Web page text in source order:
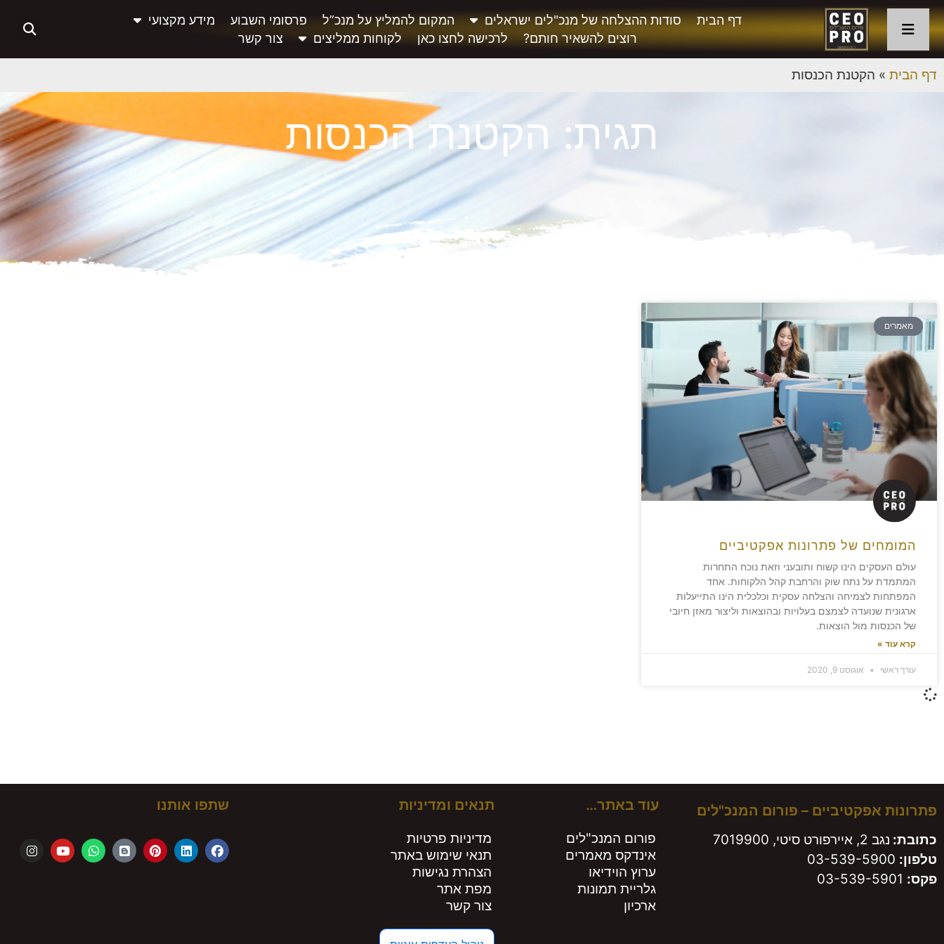
דף הבית סודות ההצלחה של מנכ"לים ישראלים המקום להמליץ על מנכ”ל פרסומי השבוע
מידע מקצועי
רוצים להשאיר חותם?
לרכישה לחצו כאן לקוחות ממליצים צור קשר
דף הבית » הקטנת הכנסות
תגית: הקטנת הכנסות
מאמרים
המומחים של פתרונות אפקטיביים
עולם העסקים הינו קשוח ותובעני וזאת נוכח התחרות
המתמדת על נתח שוק והרחבת קהל הלקוחות. אחד
המפתחות לצמיחה והצלחה עסקית וכלכלית הינו התייעלות
ארגונית שנועדה לצמצם בעלויות ובהוצאות וליצור מאזן חיובי
של הכנסות מול הוצאות.
קרא עוד »
עורך ראשי אוגוסט 9, 2020
משאירים חותם!
פתרונות אפקטיביים – פורום המנכ"לים
כתובת: נגב 2, איירפורט סיטי, 7019900
טלפון: 03-539-5900
פקס:
עוד באתר…
פורום המנכ"לים
אינדקס מאמרים
ערוץ הוידיאו
גלריית תמונות
ארכיון
תנאים ומדיניות
מדיניות פרטיות
תנאי שימוש באתר
הצהרת נגישות
מפת אתר
צור קשר
שתפו אותנו